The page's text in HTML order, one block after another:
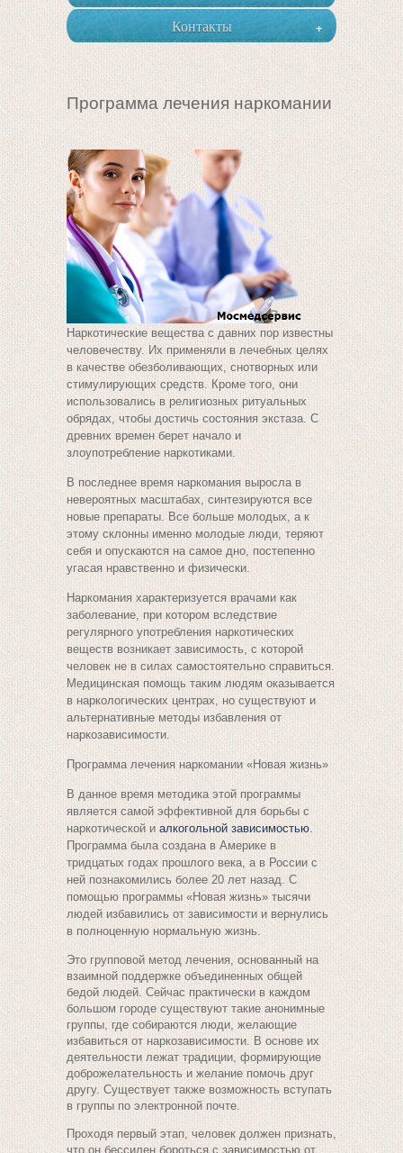
Контакты +
Программа лечения наркомании
Наркотические вещества с давних пор известны
человечеству. Их применяли в лечебных целях
в качестве обезболивающих, снотворных или
стимулирующих средств. Кроме того, они
использовались в религиозных ритуальных
обрядах, чтобы достичь состояния экстаза. С
древних времен берет начало и
злоупотребление наркотиками.
В последнее время наркомания выросла в
невероятных масштабах, синтезируются все
новые препараты. Все больше молодых, а к
этому склонны именно молодые люди, теряют
себя и опускаются на самое дно, постепенно
угасая нравственно и физически.
Наркомания характеризуется врачами как
заболевание, при котором вследствие
регулярного употребления наркотических
веществ возникает зависимость, с которой
человек не в силах самостоятельно справиться.
Медицинская помощь таким людям оказывается
в наркологических центрах, но существуют и
альтернативные методы избавления от
наркозависимости.
Программа лечения наркомании «Новая жизнь»
В данное время методика этой программы
является самой эффективной для борьбы с
наркотической и алкогольной зависимостью.
Программа была создана в Америке в
тридцатых годах прошлого века, а в России с
ней познакомились более 20 лет назад. С
помощью программы «Новая жизнь» тысячи
людей избавились от зависимости и вернулись
в полноценную нормальную жизнь.
Это групповой метод лечения, основанный на
взаимной поддержке объединенных общей
бедой людей. Сейчас практически в каждом
большом городе существуют такие анонимные
группы, где собираются люди, желающие
избавиться от наркозависимости. В основе их
деятельности лежат традиции, формирующие
доброжелательность и желание помочь друг
другу. Существует также возможность вступать
в группы по электронной почте.
Проходя первый этап, человек должен признать,
что он бессилен бороться с зависимостью от